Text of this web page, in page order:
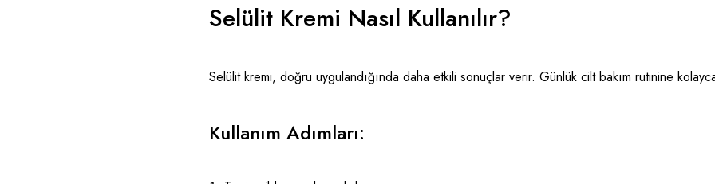
Selülit Kremi Nasıl Kullanılır?
Selülit kremi, doğru uygulandığında daha etkili sonuçlar verir. Günlük cilt bakım rutinine
Kullanım Adımları: